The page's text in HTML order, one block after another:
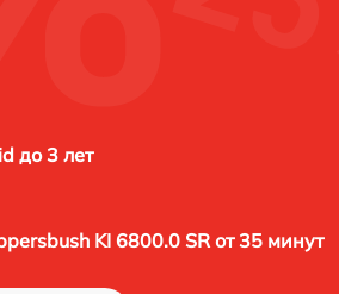
до 3 лет
KI 6800.0 SR от 35 минут